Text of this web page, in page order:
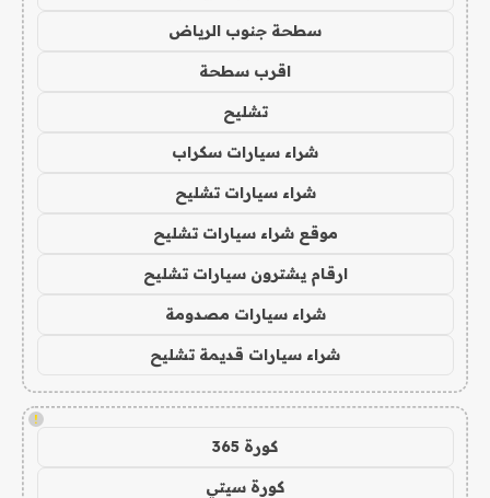
سطحة جنوب الرياض
اقرب سطحة
تشليح
شراء سيارات سكراب
شراء سيارات تشليح
موقع شراء سيارات تشليح
ارقام يشترون سيارات تشليح
شراء سيارات مصدومة
شراء سيارات قديمة تشليح
!
كورة 365
كورة سيتي